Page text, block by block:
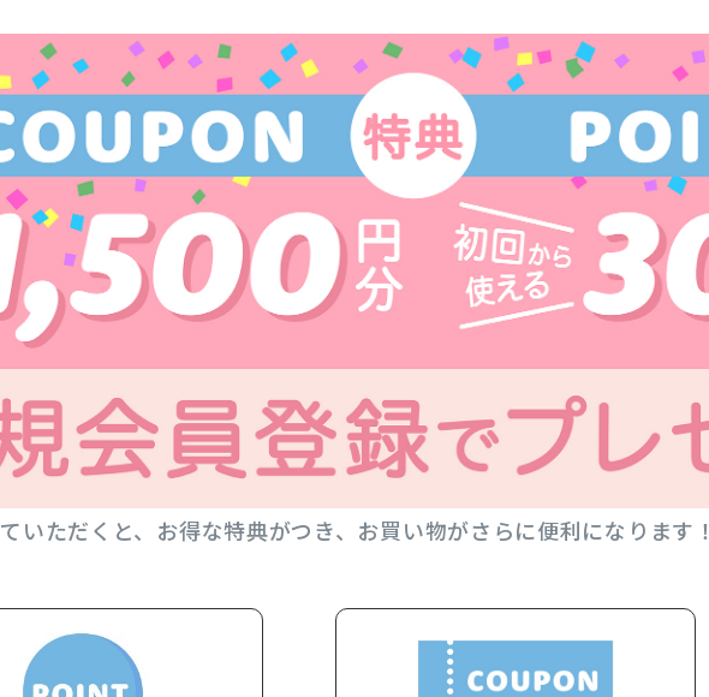
いただくと、お得な特典がつき、お買い物がさらに便利になります！